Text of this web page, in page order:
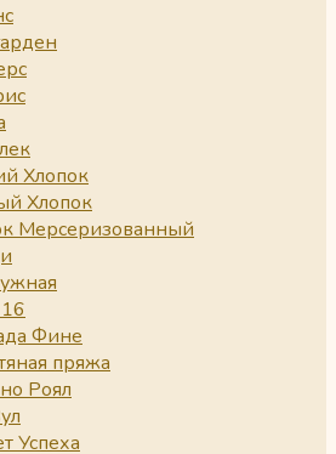
Хлопок
Хлопок
Мерсеризованный
Фине
пряжа
Роял
Успеха